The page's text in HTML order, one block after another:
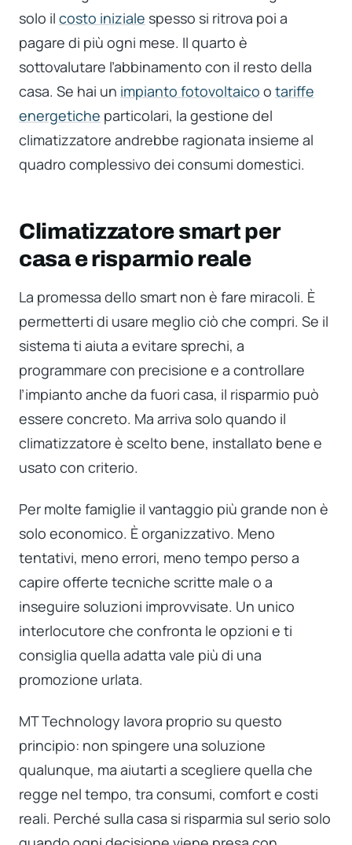
solo il costo iniziale spesso si ritrova poi a
pagare di più ogni mese. Il quarto è
sottovalutare l’abbinamento con il resto della
casa. Se hai un impianto fotovoltaico o tariffe
energetiche particolari, la gestione del
climatizzatore andrebbe ragionata insieme al
quadro complessivo dei consumi domestici.
Climatizzatore smart per
casa e risparmio reale
La promessa dello smart non è fare miracoli. È
permetterti di usare meglio ciò che compri. Se il
sistema ti aiuta a evitare sprechi, a
programmare con precisione e a controllare
l’impianto anche da fuori casa, il risparmio può
essere concreto. Ma arriva solo quando il
climatizzatore è scelto bene, installato bene e
usato con criterio.
Per molte famiglie il vantaggio più grande non è
solo economico. È organizzativo. Meno
tentativi, meno errori, meno tempo perso a
capire offerte tecniche scritte male o a
inseguire soluzioni improvvisate. Un unico
interlocutore che confronta le opzioni e ti
consiglia quella adatta vale più di una
promozione urlata.
MT Technology lavora proprio su questo
principio: non spingere una soluzione
qualunque, ma aiutarti a scegliere quella che
regge nel tempo, tra consumi, comfort e costi
reali. Perché sulla casa si risparmia sul serio solo